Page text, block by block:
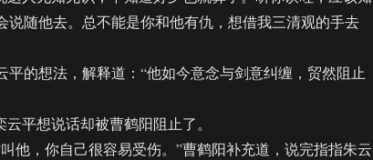
说随他去。总不能是你和他有仇，想借我三清观的手去
的想法，解释道：“他如今意念与剑意纠缠，贸然阻止
想说话却被曹鹤阳阻止了。
，你自己很容易受伤。”曹鹤阳补充道，说完指指朱云